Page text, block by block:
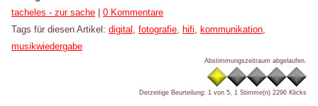
Kategorien:
tacheles - zur sache
0 Kommentare
Tags für diesen Artikel: digital , fotografie, hifi, kommunikation,
musikwiedergabe
Abstimmungszeitraum abgelaufen.
Derzeitige Beurteilung: 1 von 5, 1 Stimme(n) 2296 Klicks